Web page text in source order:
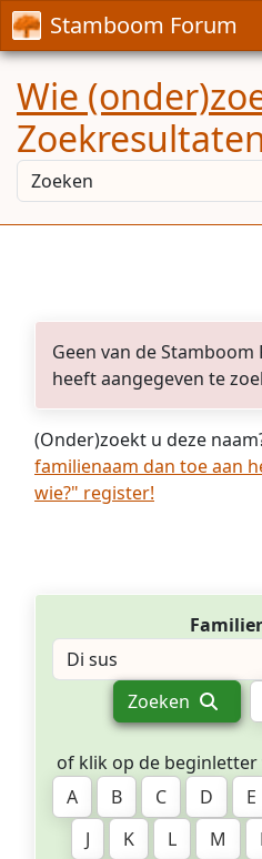
Stamboom Forum
Wie
Geen van de
heeft aangegeven te
(Onder)zoekt u deze
familienaam dan toe aan
wie?" register!
Zoeken
of klik op de beginletter
A
B C D E
J
K L M